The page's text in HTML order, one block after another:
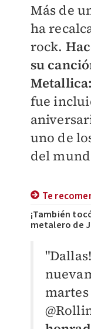
​Más de
ha
rock.
su
Metallica:
fue
uno de
del
Te
¡También
metalero de